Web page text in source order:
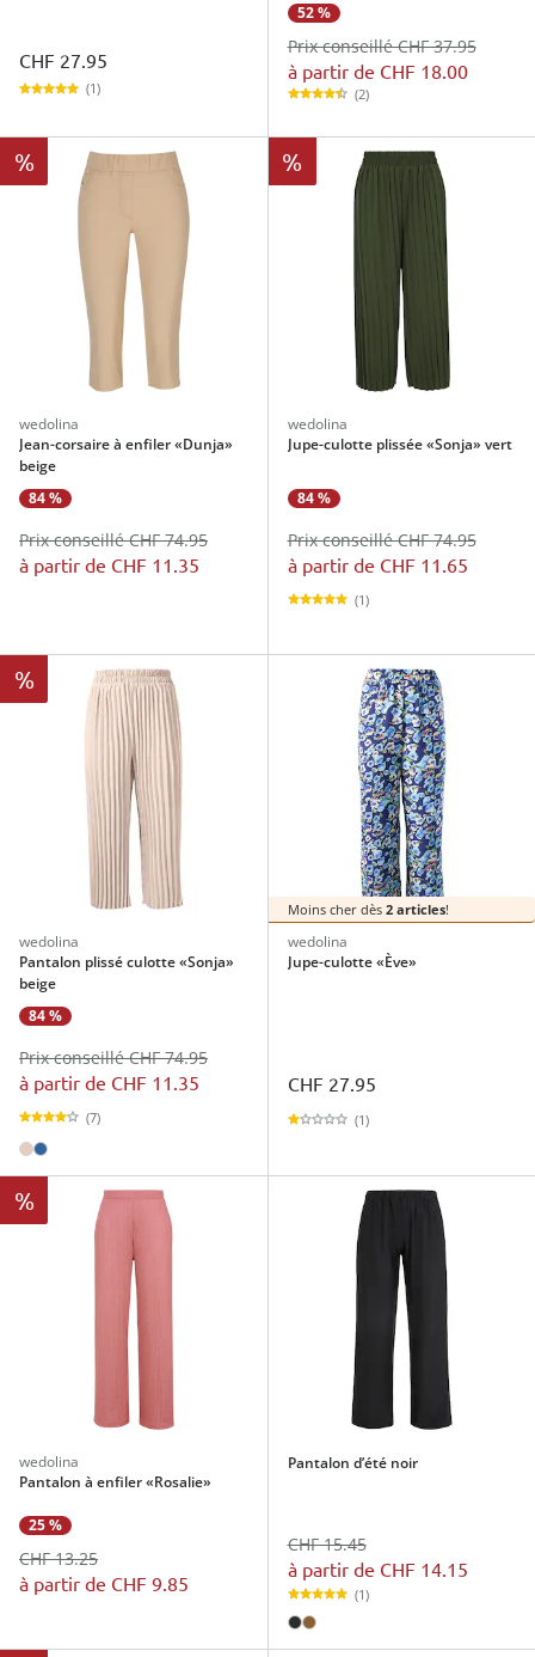
CHF 27.95
(1)
52 %
à partir de CHF 18.00
Prix conseillé CHF 37.95
(2)
%
wedolina
Jean-corsaire à enfiler «Dunja»
beige
84 %
à partir de CHF 11.35
Prix conseillé CHF 74.95
%
wedolina
Jupe-culotte plissée «Sonja» vert
84 %
à partir de CHF 11.65
Prix conseillé CHF 74.95
(1)
%
wedolina
Pantalon plissé culotte «Sonja»
beige
84 %
à partir de CHF 11.35
Prix conseillé CHF 74.95
(7)
Moins cher dès 2 articles!
wedolina
Jupe-culotte «Ève»
CHF 27.95
(1)
%
wedolina
Pantalon à enfiler «Rosalie»
25 %
CHF 13.25
à partir de CHF 9.85
Pantalon d’été noir
CHF 15.45
à partir de CHF 14.15
(1)